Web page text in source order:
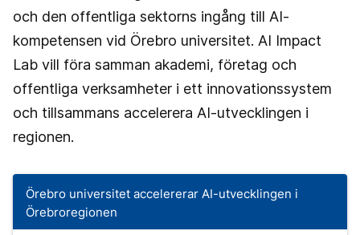
och den offentliga sektorns ingång till AI-
kompetensen vid Örebro universitet. AI Impact
Lab vill föra samman akademi, företag och
offentliga verksamheter i ett innovationssystem
och tillsammans accelerera AI-utvecklingen i
regionen.
Örebro universitet accelererar AI-utvecklingen i
Örebroregionen